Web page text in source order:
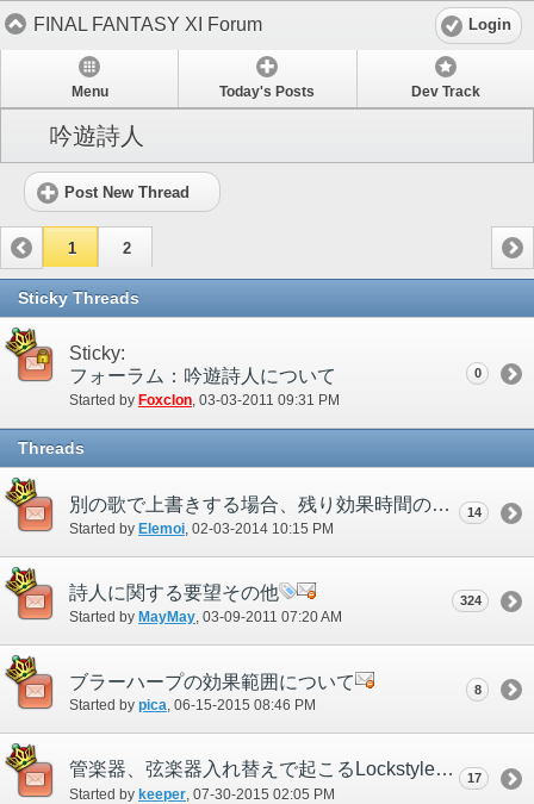
FINAL FANTASY XI Forum Login
Menu Today's Posts Dev Track
吟遊詩人
Post New Thread
1 2
Sticky Threads
Sticky:
フォーラム：吟遊詩人について
Started by Foxclon‎, 03-03-2011 09:31 PM
0
Threads
別の歌で上書きする場合、残り効果時間の短い歌から上書きされる仕様を撤廃して欲しい
Started by Elemoi ‎, 02-03-2014 10:15 PM
14
詩人に関する要望その他
Started by MayMay‎, 03-09-2011 07:20 AM
324
ブラーハープの効果範囲について
Started by pica‎, 06-15-2015 08:46 PM
8
管楽器、弦楽器入れ替えで起こるLockstyleの解除
Started by keeper ‎, 07-30-2015 02:05 PM
17